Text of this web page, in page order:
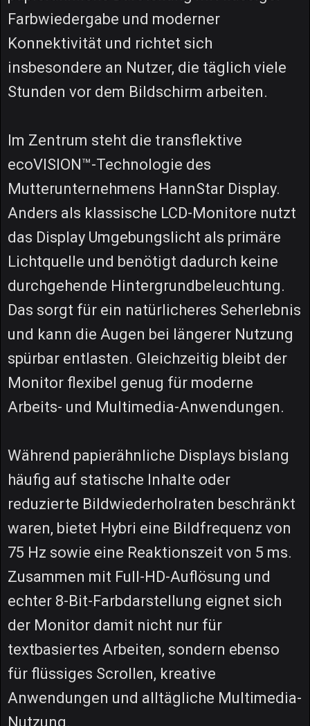
Farbwiedergabe und moderner
Konnektivität und richtet sich
insbesondere an Nutzer, die täglich viele
Stunden vor dem Bildschirm arbeiten.
Im Zentrum steht die transflektive
ecoVISION™-Technologie des
Mutterunternehmens HannStar Display.
Anders als klassische LCD-Monitore nutzt
das Display Umgebungslicht als primäre
Lichtquelle und benötigt dadurch keine
durchgehende Hintergrundbeleuchtung.
Das sorgt für ein natürlicheres Seherlebnis
und kann die Augen bei längerer Nutzung
spürbar entlasten. Gleichzeitig bleibt der
Monitor flexibel genug für moderne
Arbeits- und Multimedia-Anwendungen.
Während papierähnliche Displays bislang
häufig auf statische Inhalte oder
reduzierte Bildwiederholraten beschränkt
waren, bietet Hybri eine Bildfrequenz von
75 Hz sowie eine Reaktionszeit von 5 ms.
Zusammen mit Full-HD-Auflösung und
echter 8-Bit-Farbdarstellung eignet sich
der Monitor damit nicht nur für
textbasiertes Arbeiten, sondern ebenso
für flüssiges Scrollen, kreative
Anwendungen und alltägliche Multimedia-
Nutzung.